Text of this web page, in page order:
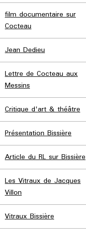
film documentaire sur
Cocteau
Jean Dedieu
Lettre de Cocteau aux
Messins
Critique d'art & théâtre
Présentation Bissière
Article du RL sur Bissière
Les Vitraux de Jacques
Villon
Vitraux Bissière